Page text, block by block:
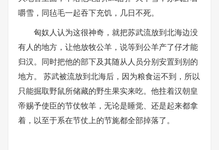
嚼雪，同毡毛一起吞下充饥，几日不死。
匈奴人认为这很神奇，就把苏武流放到北海边没
有人的地方，让他放牧公羊，说等到公羊产了仔才能
归汉。同时把他的部下及其随从人员分别安置到别的
地方。 苏武被流放到北海后，因为粮食运不到，所以
只能掘取野鼠所储藏的野生果实来吃。他拄着汉朝皇
帝赐予使臣的节仗牧羊，无论是睡觉、还是起来都拿
着，以至于系在节仗上的节旄都全部掉落了。